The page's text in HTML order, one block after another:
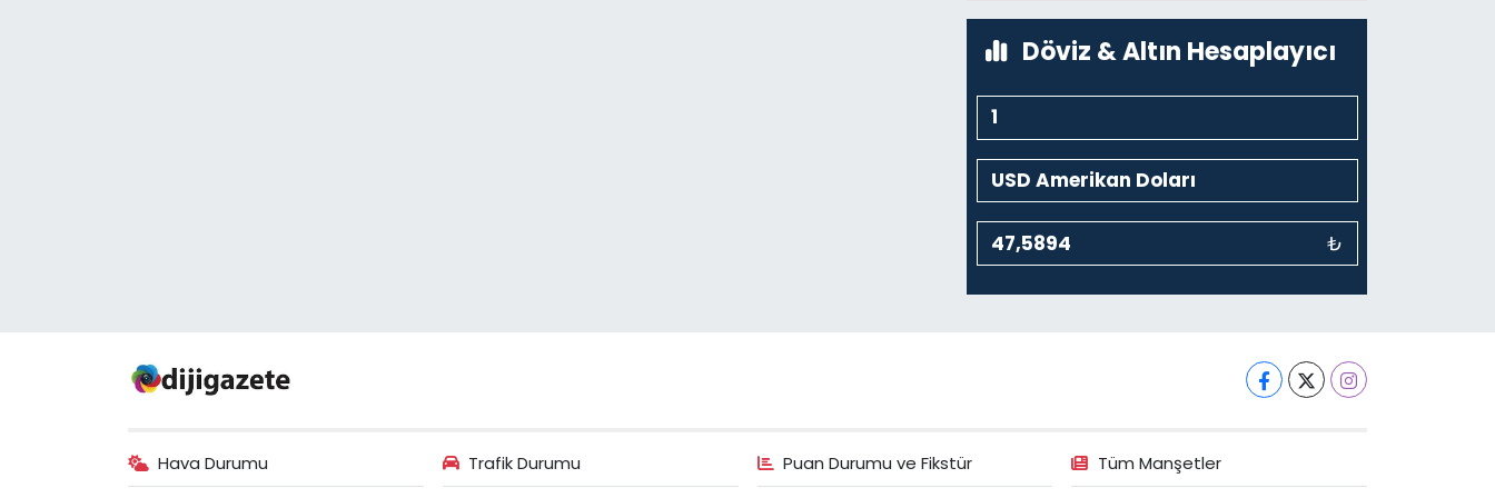
Döviz & Altın Hesaplayıcı
₺
Hava Durumu Trafik Durumu Puan Durumu ve Fikstür Tüm Manşetler